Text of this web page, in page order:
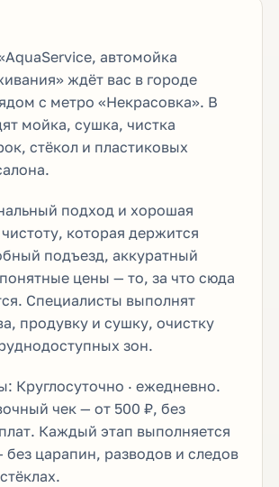
автомойка
ждёт вас в городе
с метро «Некрасовка». В
мойка, сушка, чистка
стёкол и пластиковых
подход и хорошая
которая держится
подъезд, аккуратный
цены — то, за что сюда
Специалисты выполнят
продувку и сушку, очистку
зон.
Круглосуточно · ежедневно.
чек — от 500 ₽, без
Каждый этап выполняется
без царапин, разводов и следов